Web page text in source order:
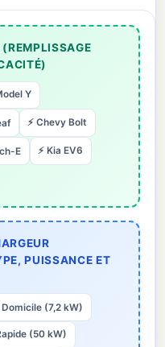
(REMPLISSAGE
Y
⚡ Chevy Bolt
E ⚡ Kia EV6
PUISSANCE ET
Domicile (7,2 kW)
(50 kW)